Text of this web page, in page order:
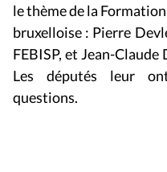
le thème de la
bruxelloise : Pierre
FEBISP, et Jean-
Les députés leur
questions.